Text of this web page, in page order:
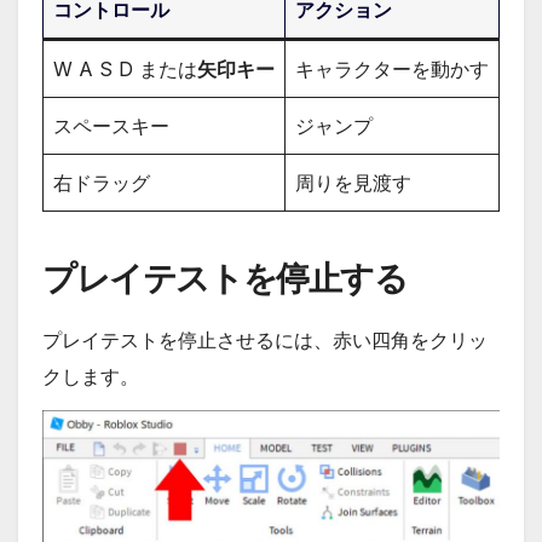
コントロール アクション
W A S D または矢印キー キャラクターを動かす
スペースキー ジャンプ
右ドラッグ 周りを見渡す
プレイテストを停止する
プレイテストを停止させるには、赤い四角をクリッ
クします。